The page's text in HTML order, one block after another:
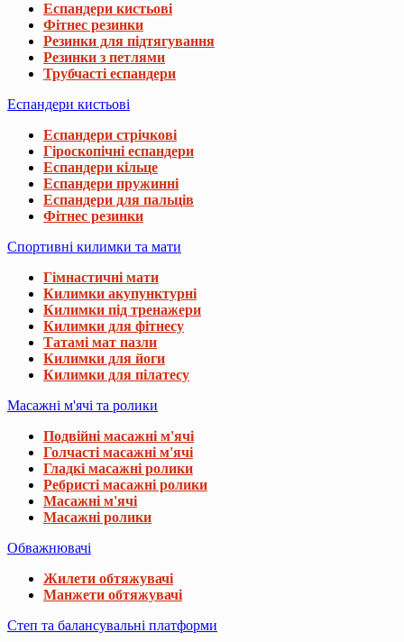
Еспандери кистьові
Фітнес резинки
Резинки для підтягування
Резинки з петлями
Трубчасті еспандери
Еспандери кистьові
Еспандери стрічкові
Гіроскопічні еспандери
Еспандери кільце
Еспандери пружинні
Еспандери для пальців
Фітнес резинки
Спортивні килимки та мати
Гімнастичні мати
Килимки акупунктурні
Килимки під тренажери
Килимки для фітнесу
Татамі мат пазли
Килимки для йоги
Килимки для пілатесу
Масажні м'ячі та ролики
Подвійні масажні м'ячі
Голчасті масажні м'ячі
Гладкі масажні ролики
Ребристі масажні ролики
Масажні м'ячі
Масажні ролики
Обважнювачі
Жилети обтяжувачі
Манжети обтяжувачі
Степ та балансувальні платформи